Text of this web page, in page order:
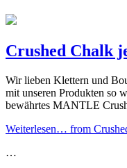
Crushed Chalk
Wir lieben Klettern und
mit unseren Produkten so
bewährtes MANTLE
Weiterlesen… from
…